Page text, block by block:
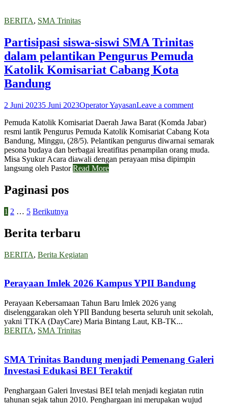
BERITA, SMA Trinitas
Partisipasi siswa-siswi SMA Trinitas
dalam pelantikan Pengurus Pemuda
Katolik Komisariat Cabang Kota
Bandung
2 Juni 20235 Juni 2023Operator YayasanLeave a comment
Pemuda Katolik Komisariat Daerah Jawa Barat (Komda Jabar)
resmi lantik Pengurus Pemuda Katolik Komisariat Cabang Kota
Bandung, Minggu, (28/5). Pelantikan pengurus diwarnai semarak
pesona budaya dan berbagai kreatifitas penampilan orang muda.
Misa Syukur Acara diawali dengan perayaan misa dipimpin
langsung oleh PastorRead More
Paginasi pos
1 2 … 5 Berikutnya
Berita terbaru
BERITA, Berita Kegiatan
Perayaan Imlek 2026 Kampus YPII Bandung
Perayaan Kebersamaan Tahun Baru Imlek 2026 yang
diselenggarakan oleh YPII Bandung beserta seluruh unit sekolah,
yakni TTKA (DayCare) Maria Bintang Laut, KB-TK...
BERITA, SMA Trinitas
SMA Trinitas Bandung menjadi Pemenang Galeri
Investasi Edukasi BEI Teraktif
Penghargaan Galeri Investasi BEI telah menjadi kegiatan rutin
tahunan sejak tahun 2010. Penghargaan ini merupakan wujud